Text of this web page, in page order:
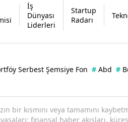
İş
Dünyası
Liderleri
Startup
Radarı
Serbest Şemsiye Fon # Abd #
bir kısmını veya tamamını
finansal haber akışları,